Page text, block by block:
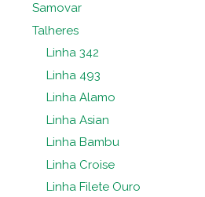
Samovar
Talheres
Linha 342
Linha 493
Linha Alamo
Linha Asian
Linha Bambu
Linha Croise
Linha Filete Ouro